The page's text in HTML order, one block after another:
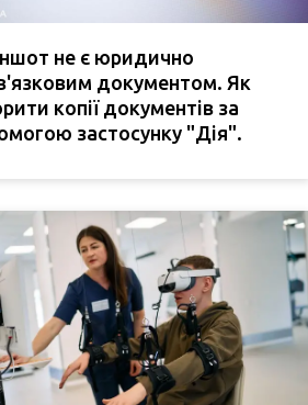
не є юридично
документом. Як
копії документів за
застосунку "Дія".